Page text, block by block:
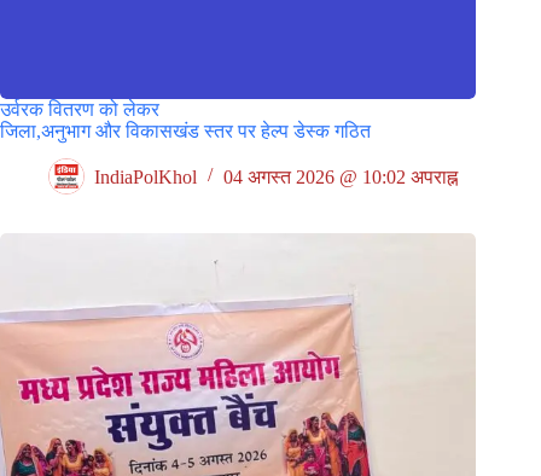
उर्वरक वितरण को लेकर
जिला,अनुभाग और विकासखंड स्तर पर हेल्प डेस्क गठित
IndiaPolKhol 04 अगस्त 2026 @ 10:02 अपराह्न